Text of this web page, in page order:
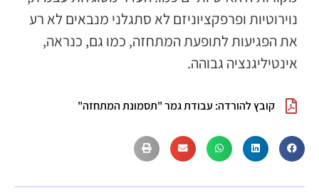
נוירוטיות ופרפקציוניזם לא סתגלני מנבאים לא רע
את הפגיעות לתופעת המתחזה, כמו גם, כנראה,
אינטיליגנציה גבוהה.
קובץ להורדה: עבודת גמר "תסמונת המתחזה"